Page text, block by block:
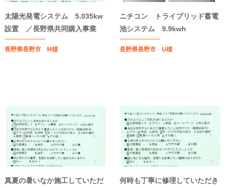
太陽光発電システム 5.035kw
設置 ／長野県共同購入事業
長野県長野市 M様
ニチコン トライブリッド蓄電
池システム 9.9kwh
長野県長野市 U様
真夏の暑いなか施工していただ
何時も丁寧に修理していただき